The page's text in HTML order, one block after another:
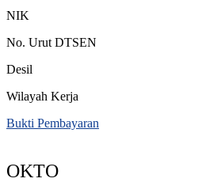
NIK
No. Urut DTSEN
Desil
Wilayah Kerja
Bukti Pembayaran
OKTO